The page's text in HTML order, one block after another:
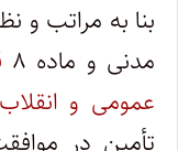
مدنی و ماده ۸
عمومی و
تأمین در